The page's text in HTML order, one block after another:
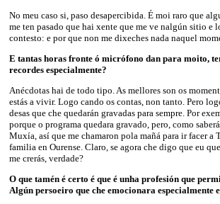
No meu caso si, paso desapercibida. É moi raro que
me ten pasado que hai xente que me ve nalgún sitio e
contesto: e por que non me dixeches nada naquel
E tantas horas fronte ó micrófono dan para moito,
recordes especialmente?
Anécdotas hai de todo tipo. As mellores son os
estás a vivir. Logo cando os contas, non tanto. Pero
desas que che quedarán gravadas para sempre. Por
porque o programa quedara gravado, pero, como
Muxía, así que me chamaron pola mañá para ir facer
familia en Ourense. Claro, se agora che digo que eu
me crerás, verdade?
O que tamén é certo é que é unha profesión que
Algún persoeiro que che emocionara especialmente